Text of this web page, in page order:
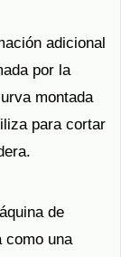
adicional
por la
montada
para cortar
de
como una